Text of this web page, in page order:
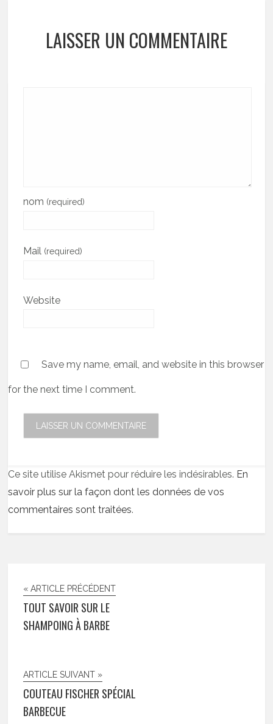
LAISSER UN COMMENTAIRE
nom (required)
Mail (required)
Website
Save my name, email, and website in this browser
for the next time I comment.
Ce site utilise Akismet pour réduire les indésirables. En
savoir plus sur la façon dont les données de vos
commentaires sont traitées.
« ARTICLE PRÉCÉDENT
TOUT SAVOIR SUR LE
SHAMPOING À BARBE
ARTICLE SUIVANT »
COUTEAU FISCHER SPÉCIAL
BARBECUE